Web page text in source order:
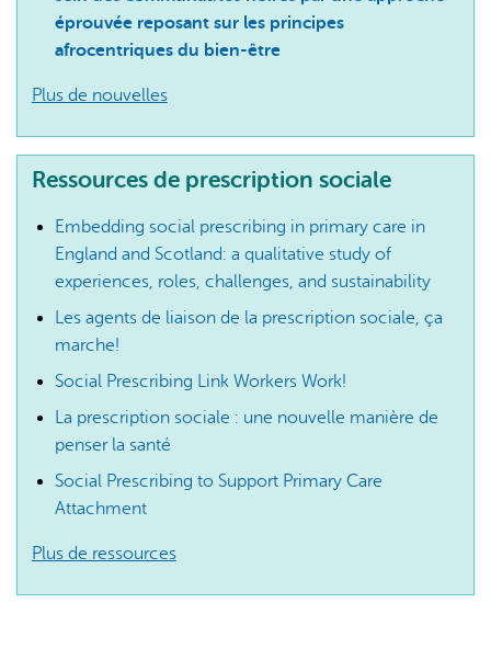
éprouvée reposant sur les principes
afrocentriques du bien-être
Plus de nouvelles
Ressources de prescription sociale
Embedding social prescribing in primary care in
England and Scotland: a qualitative study of
experiences, roles, challenges, and sustainability
Les agents de liaison de la prescription sociale, ça
marche!
Social Prescribing Link Workers Work!
La prescription sociale : une nouvelle manière de
penser la santé
Social Prescribing to Support Primary Care
Attachment
Plus de ressources